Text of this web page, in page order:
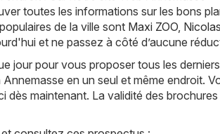
toutes les informations sur les bons
de la ville sont Maxi ZOO Nicolas
et ne passez à côté d’aucune
jour pour vous proposer tous les derniers
en un seul et même endroit.
maintenant. La validité des brochures